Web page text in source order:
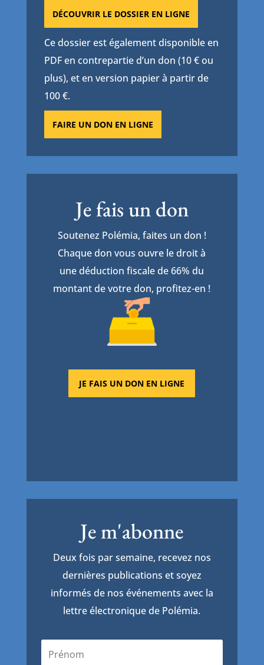
DÉCOUVRIR LE DOSSIER EN LIGNE
Ce dossier est également disponible en
PDF en contrepartie d’un don (10 € ou
plus), et en version papier à partir de
100 €.
FAIRE UN DON EN LIGNE
Je fais un don
Soutenez Polémia, faites un don !
Chaque don vous ouvre le droit à
une déduction fiscale de 66% du
montant de votre don, profitez-en !
JE FAIS UN DON EN LIGNE
Je m'abonne
Deux fois par semaine, recevez nos
dernières publications et soyez
informés de nos événements avec la
lettre électronique de Polémia.